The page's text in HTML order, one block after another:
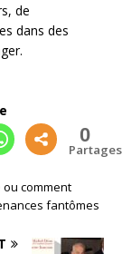
de
dans des
0
Partages
ou comment
fantômes